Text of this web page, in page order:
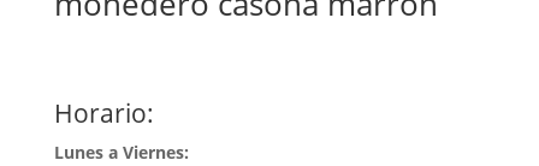
Horario:
Lunes a Viernes: